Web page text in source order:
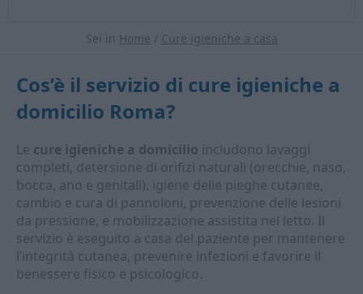
Sei in Home / Cure igieniche a casa
Cos’è il servizio di cure igieniche a
domicilio Roma?
Le cure igieniche a domicilio includono lavaggi
completi, detersione di orifizi naturali (orecchie, naso,
bocca, ano e genitali), igiene delle pieghe cutanee,
cambio e cura di pannoloni, prevenzione delle lesioni
da pressione, e mobilizzazione assistita nel letto. Il
servizio è eseguito a casa del paziente per mantenere
l’integrità cutanea, prevenire infezioni e favorire il
benessere fisico e psicologico.